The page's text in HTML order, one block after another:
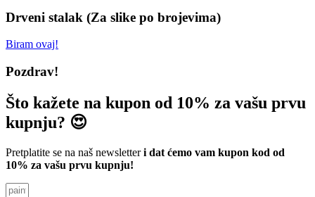
Drveni stalak (Za slike po brojevima)
Biram ovaj!
Pozdrav!
Što kažete na kupon od 10% za vašu prvu
kupnju? 😍
Pretplatite se na naš newsletteri dat ćemo vam kupon kod od
10% za vašu prvu kupnju!